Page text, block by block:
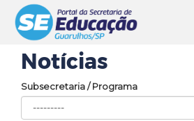
Notícias
Subsecretaria / Programa